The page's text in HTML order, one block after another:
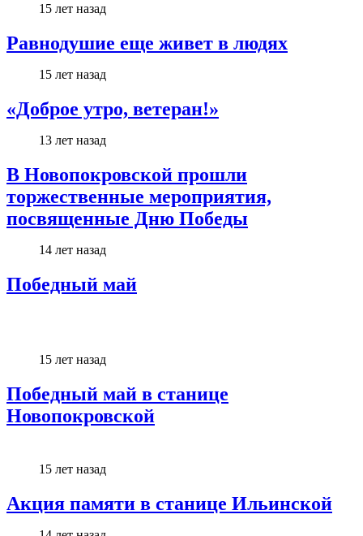
15 лет назад
Равнодушие еще живет в людях
15 лет назад
«Доброе утро, ветеран!»
13 лет назад
В Новопокровской прошли
торжественные мероприятия,
посвященные Дню Победы
14 лет назад
Победный май
15 лет назад
Победный май в станице
Новопокровской
15 лет назад
Акция памяти в станице Ильинской